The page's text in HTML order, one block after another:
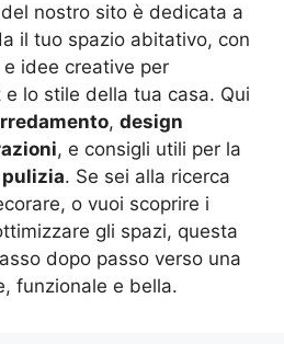
del nostro sito è dedicata a
il tuo spazio abitativo, con
idee creative per
lo stile della tua casa. Qui
, design
, e consigli utili per la
pulizia. Se sei alla ricerca
o vuoi scoprire i
gli spazi, questa
dopo passo verso una
funzionale e bella.